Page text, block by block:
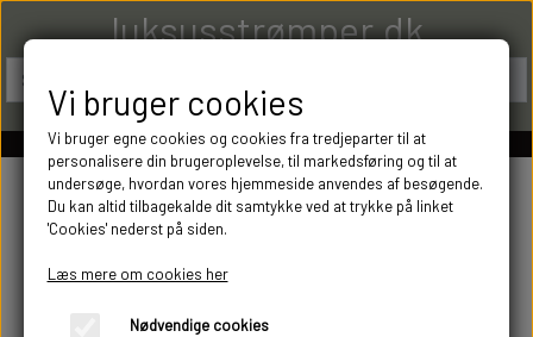
luksusstrømper.dk
Vi bruger cookies
Vi bruger egne cookies og cookies fra tredjeparter til at
personalisere din brugeroplevelse, til markedsføring og til at
undersøge, hvordan vores hjemmeside anvendes af besøgende.
Du kan altid tilbagekalde dit samtykke ved at trykke på linket
'Cookies' nederst på siden.
Læs mere om cookies her
Nødvendige cookies